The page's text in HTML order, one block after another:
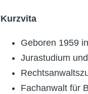
Kurzvita
Geboren 1959
Jurastudium
Fachanwalt für